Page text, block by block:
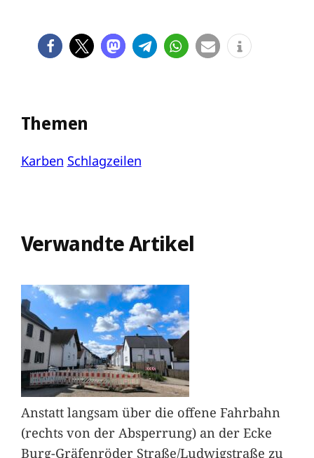
Themen
Karben Schlagzeilen
Verwandte Artikel
Anstatt langsam über die offene Fahrbahn
(rechts von der Absperrung) an der Ecke
Burg-Gräfenröder Straße/Ludwigstraße zu